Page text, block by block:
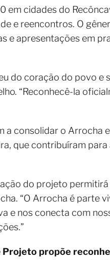
em cidades do
e reencontros. O
e apresentações em
do coração do povo
“Reconhecê-la
a consolidar o Arrocha
que contribuíram
do projeto
“O Arrocha é parte
e nos conecta com
Projeto propõe